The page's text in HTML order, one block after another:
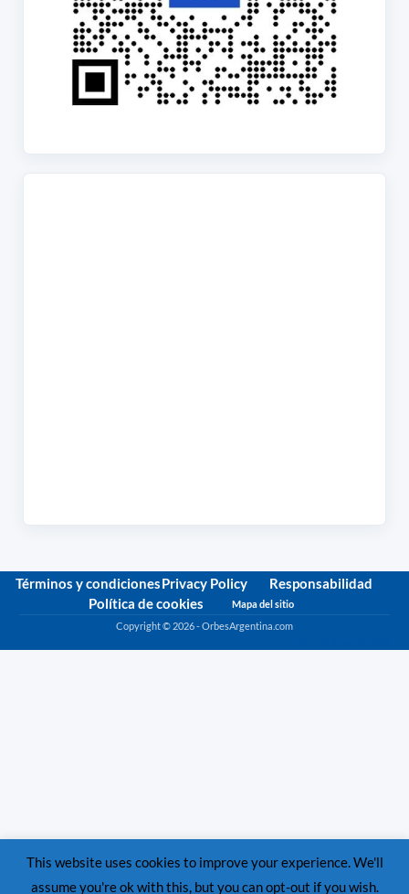
Términos y condicionesPrivacy Policy
Responsabilidad
Política de cookies
Mapa del sitio
Copyright © 2026 - OrbesArgentina.com
This website uses cookies to improve your experience. We'll
assume you're ok with this, but you can opt-out if you wish.